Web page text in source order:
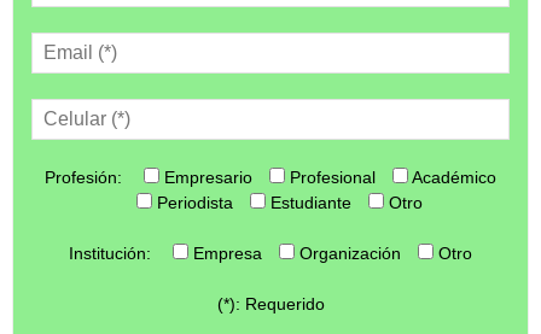
Profesión: Empresario Profesional
Académico
Periodista
Estudiante Otro
Institución: Empresa Organización Otro
(*): Requerido